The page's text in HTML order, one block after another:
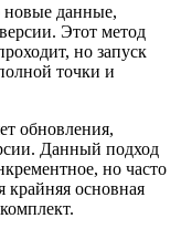
новые данные,
Этот метод
но запуск
точки и
обновления,
Данный подход
но часто
крайняя основная